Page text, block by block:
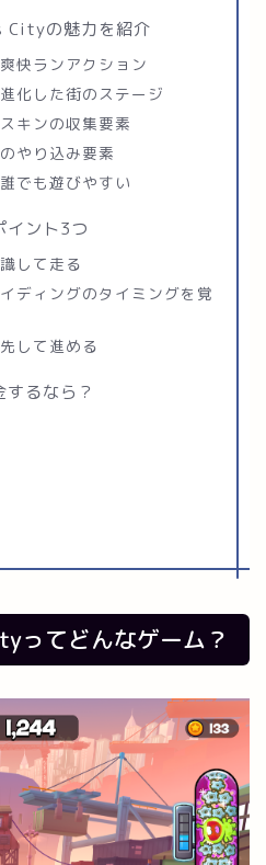
の魅力を紹介
快ランアクション
化した街のステージ
キンの収集要素
やり込み要素
でも遊びやすい
イント3つ
して走る
ディングのタイミングを覚
して進める
るなら？
ってどんなゲーム？